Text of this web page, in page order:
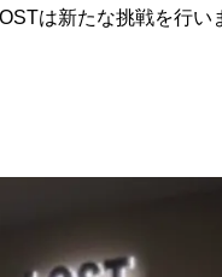
は新たな挑戦を行い